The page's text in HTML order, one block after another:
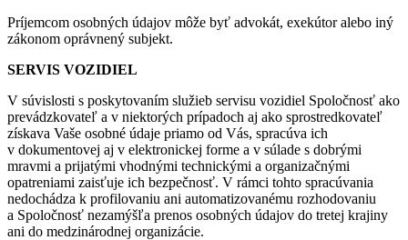
Príjemcom osobných údajov môže byť advokát, exekútor alebo iný
zákonom oprávnený subjekt.
SERVIS VOZIDIEL
V súvislosti s poskytovaním služieb servisu vozidiel Spoločnosť ako
prevádzkovateľ a v niektorých prípadoch aj ako sprostredkovateľ
získava Vaše osobné údaje priamo od Vás, spracúva ich
v dokumentovej aj v elektronickej forme a v súlade s dobrými
mravmi a prijatými vhodnými technickými a organizačnými
opatreniami zaisťuje ich bezpečnosť. V rámci tohto spracúvania
nedochádza k profilovaniu ani automatizovanému rozhodovaniu
a Spoločnosť nezamýšľa prenos osobných údajov do tretej krajiny
ani do medzinárodnej organizácie.